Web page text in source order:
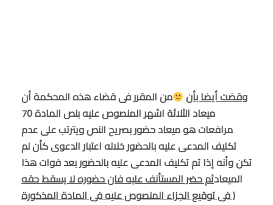
وقضت أيضا بأن
من المقرر فى قضاء هذه المحكمة أن
ميعاد الثلاثة اشهر المنصوص عليه بنص المادة 70
مرافعات هو ميعاد حضور بصريح النص ويترتب على عدم
تكليف المدعى عليه بالحضور خلاله اعتبار الدعوى كأن لم
تكن وأنه إذا تم تكليف المدعى عليه بالحضور بعد فوات هذا
الميعادثم حضر المستأنف عليه فان حضوره لا يسقط حقه
فى توقيع الجزاء المنصوص عليه فى المادة المذكورة )